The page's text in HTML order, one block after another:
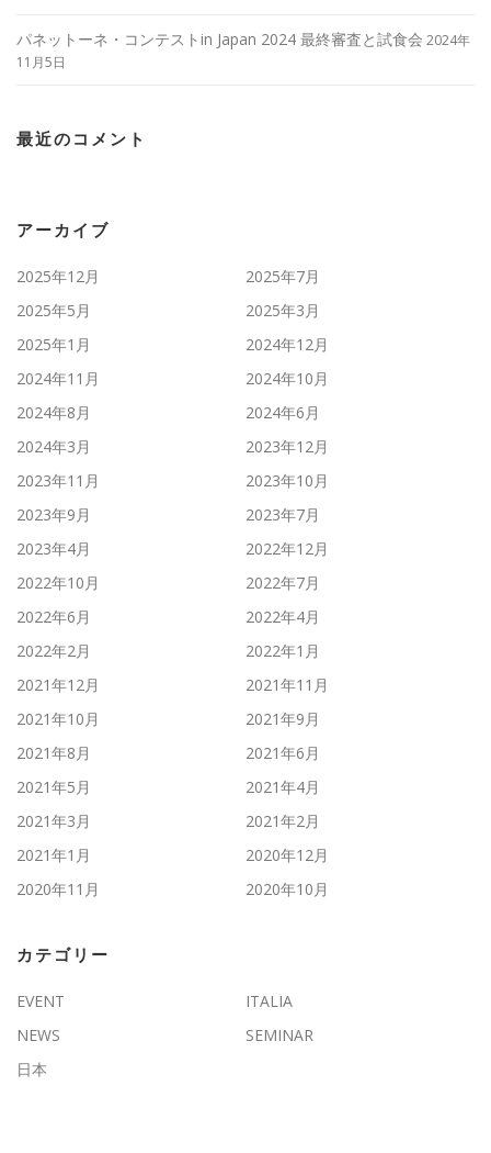
パネットーネ・コンテストin Japan 2024 最終審査と試食会 2024年
11月5日
最近のコメント
アーカイブ
2025年12月
2025年7月
2025年5月
2025年3月
2025年1月
2024年12月
2024年11月
2024年10月
2024年8月
2024年6月
2024年3月
2023年12月
2023年11月
2023年10月
2023年9月
2023年7月
2023年4月
2022年12月
2022年10月
2022年7月
2022年6月
2022年4月
2022年2月
2022年1月
2021年12月
2021年11月
2021年10月
2021年9月
2021年8月
2021年6月
2021年5月
2021年4月
2021年3月
2021年2月
2021年1月
2020年12月
2020年11月
2020年10月
カテゴリー
EVENT
ITALIA
NEWS
SEMINAR
日本